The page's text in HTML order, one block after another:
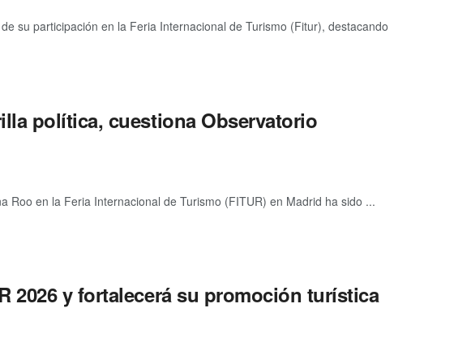
su participación en la Feria Internacional de Turismo (Fitur), destacando
política, cuestiona Observatorio
Roo en la Feria Internacional de Turismo (FITUR) en Madrid ha sido ...
2026 y fortalecerá su promoción turística